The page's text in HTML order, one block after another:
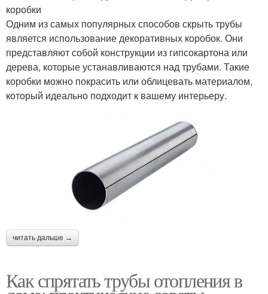
коробки
Одним из самых популярных способов скрыть трубы
является использование декоративных коробок. Они
представляют собой конструкции из гипсокартона или
дерева, которые устанавливаются над трубами. Такие
коробки можно покрасить или облицевать материалом,
который идеально подходит к вашему интерьеру.
читать дальше →
Как спрятать трубы отопления в